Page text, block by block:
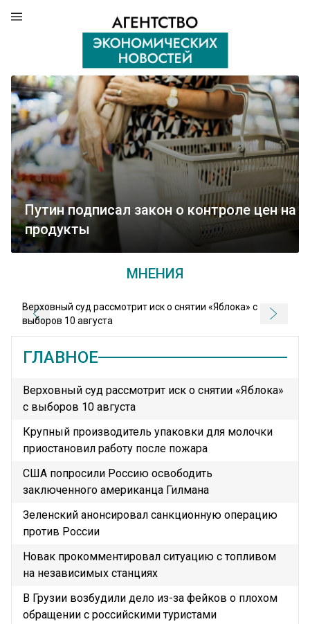
Путин подписал закон о контроле цен на
продукты
ГЛАВНОЕ
Верховный суд рассмотрит иск о снятии «Яблока»
с выборов 10 августа
Крупный производитель упаковки для молочки
приостановил работу после пожара
США попросили Россию освободить
заключенного американца Гилмана
Зеленский анонсировал санкционную операцию
против России
Новак прокомментировал ситуацию с топливом
на независимых станциях
В Грузии возбудили дело из-за фейков о плохом
обращении с российскими туристами
МНЕНИЯ
Верховный суд рассмотрит иск о снятии «Яблока» с
выборов 10 августа